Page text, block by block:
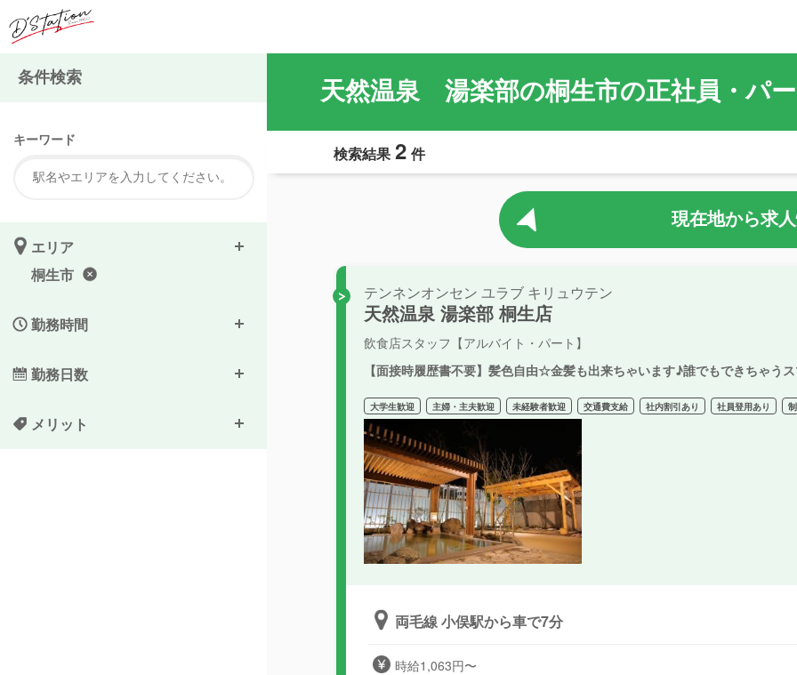
天然温泉 湯楽部の桐生市の正社員・パ
検索結果 2 件
現在地から求
テンネンオンセン ユラブ キリュウテン
天然温泉 湯楽部 桐生店
飲食店スタッフ【アルバイト・パート】
【面接時履歴書不要】髪色自由☆金髪も出来ちゃいます♪誰でもできちゃう
大学生歓迎 主婦・主夫歓迎 未経験者歓迎 交通費支給 社内割引あり 社員登用あり
両毛線 小俣駅から車で7分
時給1,063円〜
条件検索
キーワード
エリア
桐生市
勤務時間
勤務日数
メリット